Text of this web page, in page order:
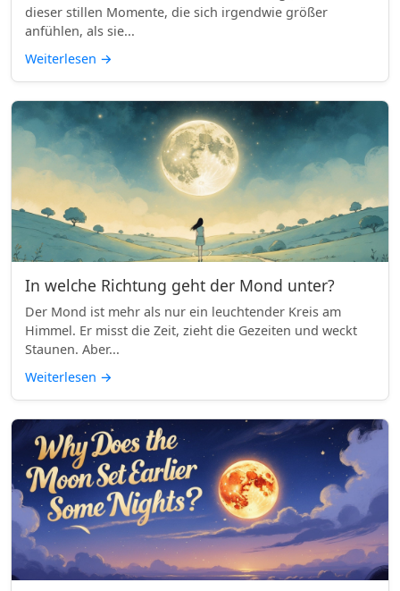
dieser stillen Momente, die sich irgendwie größer
anfühlen, als sie...
Weiterlesen →
In welche Richtung geht der Mond unter?
Der Mond ist mehr als nur ein leuchtender Kreis am
Himmel. Er misst die Zeit, zieht die Gezeiten und weckt
Staunen. Aber...
Weiterlesen →